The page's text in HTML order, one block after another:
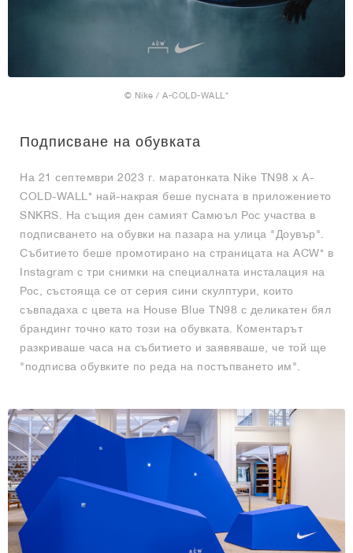
© Nike / A-COLD-WALL*
Подписване на обувката
На 21 септември 2023 г. маратонката Nike TN98 x A-
COLD-WALL* най-накрая беше пусната в приложението
SNKRS. На същия ден самият Самюъл Рос участва в
подписването на обувки на пазара на улица "Доувър".
Събитието беше промотирано на страницата на ACW* в
Instagram с три снимки на специалната инсталация на
Рос, състояща се от серия сини скулптури, които
съвпадаха с цвета на House Blue TN98 с деликатен бял
брандинг точно като този на обувката. Коментарът
разкриваше часа на събитието и заявяваше, че той ще
"подписва обувките по реда на постъпването им".